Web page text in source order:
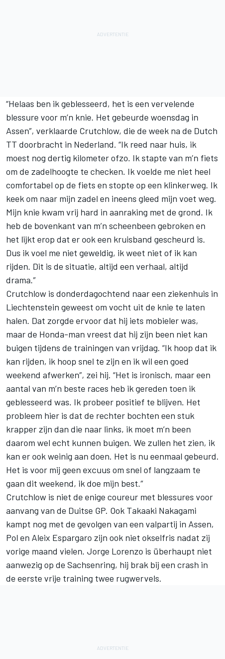
“Helaas ben ik geblesseerd, het is een vervelende
blessure voor m’n knie. Het gebeurde woensdag in
Assen”, verklaarde Crutchlow, die de week na de Dutch
TT doorbracht in Nederland. “Ik reed naar huis, ik
moest nog dertig kilometer ofzo. Ik stapte van m’n fiets
om de zadelhoogte te checken. Ik voelde me niet heel
comfortabel op de fiets en stopte op een klinkerweg. Ik
keek om naar mijn zadel en ineens gleed mijn voet weg.
Mijn knie kwam vrij hard in aanraking met de grond. Ik
heb de bovenkant van m’n scheenbeen gebroken en
het lijkt erop dat er ook een kruisband gescheurd is.
Dus ik voel me niet geweldig, ik weet niet of ik kan
rijden. Dit is de situatie, altijd een verhaal, altijd
drama.”
Crutchlow is donderdagochtend naar een ziekenhuis in
Liechtenstein geweest om vocht uit de knie te laten
halen. Dat zorgde ervoor dat hij iets mobieler was,
maar de Honda-man vreest dat hij zijn been niet kan
buigen tijdens de trainingen van vrijdag. “Ik hoop dat ik
kan rijden, ik hoop snel te zijn en ik wil een goed
weekend afwerken”, zei hij. “Het is ironisch, maar een
aantal van m’n beste races heb ik gereden toen ik
geblesseerd was. Ik probeer positief te blijven. Het
probleem hier is dat de rechter bochten een stuk
krapper zijn dan die naar links, ik moet m’n been
daarom wel echt kunnen buigen. We zullen het zien, ik
kan er ook weinig aan doen. Het is nu eenmaal gebeurd.
Het is voor mij geen excuus om snel of langzaam te
gaan dit weekend, ik doe mijn best.”
Crutchlow is niet de enige coureur met blessures voor
aanvang van de Duitse GP. Ook Takaaki Nakagami
kampt nog met de gevolgen van een valpartij in Assen,
Pol en Aleix Espargaro zijn ook niet okselfris nadat zij
vorige maand vielen. Jorge Lorenzo is überhaupt niet
aanwezig op de Sachsenring, hij brak bij een crash in
de eerste vrije training twee rugwervels.